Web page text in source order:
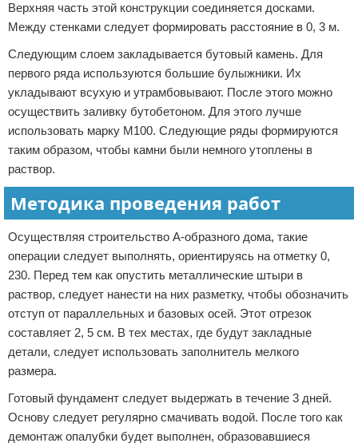
Верхняя часть этой конструкции соединяется досками.
Между стенками следует формировать расстояние в 0, 3 м.
Следующим слоем закладывается бутовый камень. Для
первого ряда используются большие булыжники. Их
укладывают всухую и утрамбовывают. После этого можно
осуществить заливку бутобетоном. Для этого лучше
использовать марку М100. Следующие ряды формируются
таким образом, чтобы камни были немного утоплены в
раствор.
Методика проведения работ
Осуществляя строительство А-образного дома, такие
операции следует выполнять, ориентируясь на отметку 0,
230. Перед тем как опустить металлические штыри в
раствор, следует нанести на них разметку, чтобы обозначить
отступ от параллельных и базовых осей. Этот отрезок
составляет 2, 5 см. В тех местах, где будут закладные
детали, следует использовать заполнитель мелкого
размера.
Готовый фундамент следует выдержать в течение 3 дней.
Основу следует регулярно смачивать водой. После того как
демонтаж опалубки будет выполнен, образовавшиеся